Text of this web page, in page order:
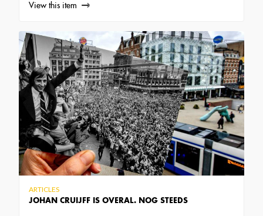
View this item
JOHAN CRUIJFF IS OVERAL. NOG STEEDS
ARTICLES